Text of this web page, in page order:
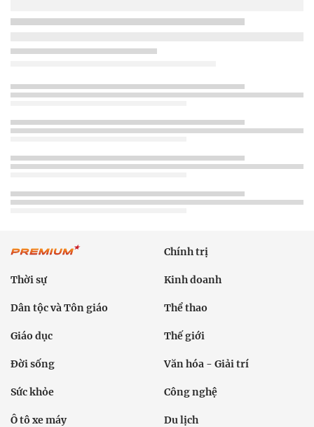
Chính trị
Thời sự Kinh doanh
Dân tộc và Tôn giáo Thể thao
Giáo dục Thế giới
Đời sống Văn hóa - Giải trí
Sức khỏe Công nghệ
Ô tô xe máy Du lịch